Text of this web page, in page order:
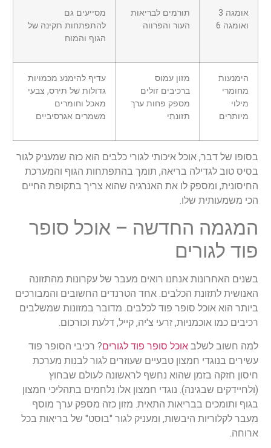
אומגה 3
ואומגה 6
תורמים לבריאות
העור והפרווה
מסייעים גם
להתפתחות תקינה של
הגוף והמוח
הימנעות
מחומרי
מילוי
מיותרים
מזון עמוס
ברכיבים זולים
מספק פחות ערך
תזונתי
עדיף להימנע מכמויות
גדולות של תירס, צבעי
מאכל וחומרים
משמרים אגרסיביים
בסופו של דבר, אוכל איכותי לגורי כלבים הוא כזה שמעניק לגור
בסיס טוב לגדילה בריאה, תומך בהתפתחות הגוף והמערכת
החיסונית, ומספק לו את האנרגיה שהוא צריך בתקופת החיים
הכי משמעותית שלו.
המגמה החדשה – אוכל סופר
פוד לגורים
בשנים האחרונות אנחנו רואים מעבר של עקרונות מהתזונה
האנושית לתזונת הכלבים. אחד הטרנדים החשובים והמבורכים
ביותר הוא אוכל סופר פוד לכלבים. מדובר במזונות שמשלבים
רכיבים כמו אוכמניות, זרעי צ'יה, קייל, דלעת וכורכום.
למה חשוב לשלב אוכל סופר פוד לגורים? רכיבי הסופר פוד
עשירים בנוגדי חמצון טבעיים שעוזרים לגור לבנות מערכת
חיסון חזקה בזמן שהוא נחשף לראשונה לעולם שבחוץ
(ולחיידקים שבגינה). נוגדי חמצון אלו נלחמים בתהליכי חמצון
בגוף ותומכים בבריאות התאית. מזון כזה מספק ערך מוסף
מעבר לקלוריות היבשות, ומעניק לגור "בוסט" של בריאות בכל
ארוחה.